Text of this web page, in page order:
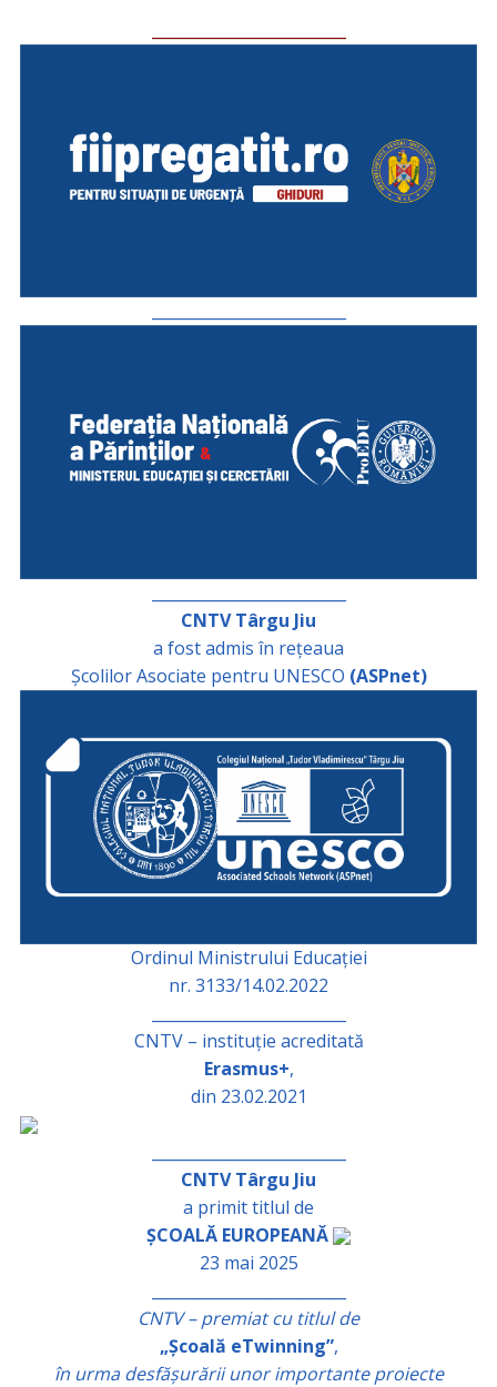
CNTV Târgu Jiu
a fost admis în rețeaua
Școlilor Asociate pentru UNESCO (ASPnet)
Ordinul Ministrului Educației
nr. 3133/14.02.2022
CNTV – instituție acreditată
Erasmus+,
din 23.02.2021
CNTV Târgu Jiu
a primit titlul de
ȘCOALĂ EUROPEANĂ
23 mai 2025
CNTV – premiat cu titlul de
„Școală eTwinning”,
în urma desfășurării unor importante proiecte